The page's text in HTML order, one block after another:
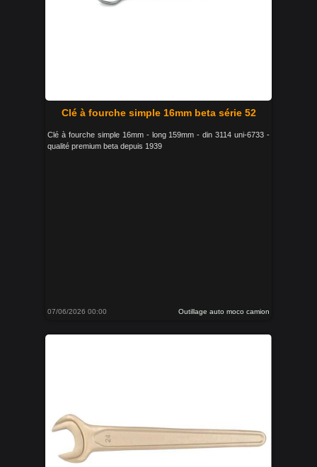
Clé à fourche simple 16mm beta série 52
Clé à fourche simple 16mm - long 159mm - din 3114 uni-6733 -
qualité premium beta depuis 1939
07/06/2026 00:00 Outillage auto moco camion